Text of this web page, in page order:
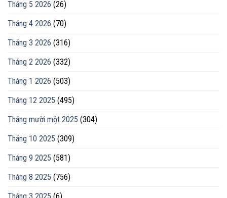
Tháng 5 2026 (26)
Tháng 4 2026 (70)
Tháng 3 2026 (316)
Tháng 2 2026 (332)
Tháng 1 2026 (503)
Tháng 12 2025 (495)
Tháng mười một 2025 (304)
Tháng 10 2025 (309)
Tháng 9 2025 (581)
Tháng 8 2025 (756)